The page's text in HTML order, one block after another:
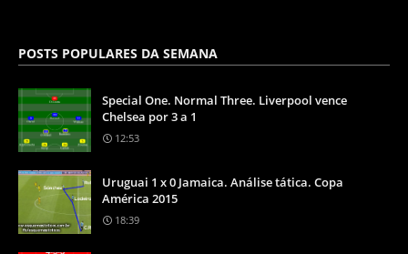
POSTS POPULARES DA SEMANA
Special One. Normal Three. Liverpool vence
Chelsea por 3 a 1
12:53
Uruguai 1 x 0 Jamaica. Análise tática. Copa
América 2015
18:39